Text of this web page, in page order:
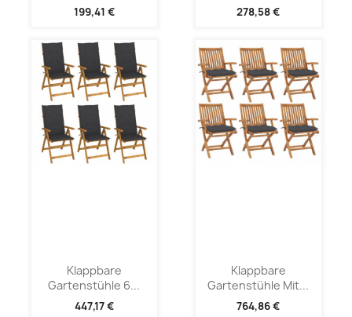
199,41 € 278,58 €
Klappbare
Gartenstühle 6...
447,17 €
Klappbare
Gartenstühle Mit...
764,86 €